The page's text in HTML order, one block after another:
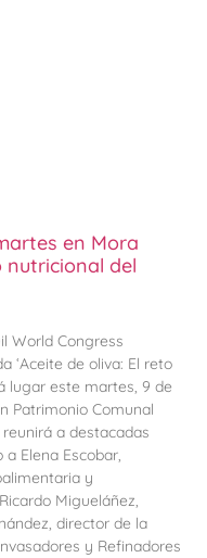
en Mora
nutricional del
World Congress
‘Aceite de oliva: El reto
lugar este martes, 9 de
Patrimonio Comunal
a destacadas
Elena Escobar,
y
Migueláñez,
director de la
y Refinadores